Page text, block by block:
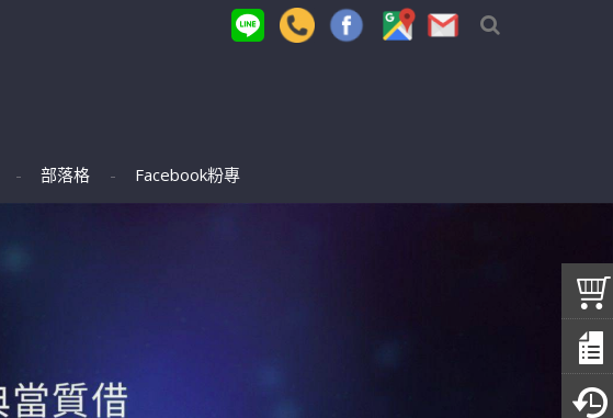
部落格 Facebook粉專